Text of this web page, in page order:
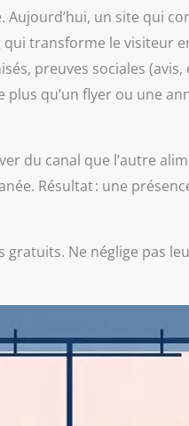
un site qui
transforme le visiteur
preuves sociales (avis,
qu’un flyer ou une
du canal que l’autre
Résultat : une
gratuits. Ne néglige pas